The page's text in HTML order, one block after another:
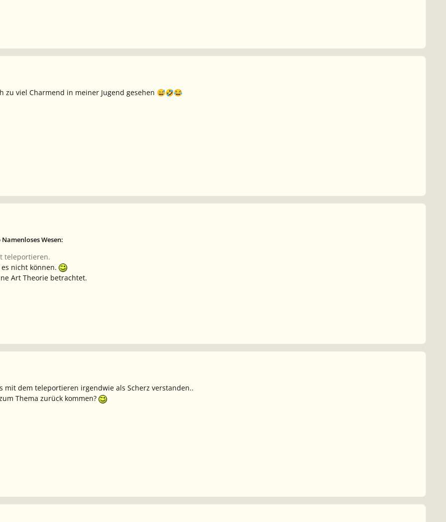
zu viel Charmend in meiner Jugend gesehen 😅🤣😂
Wesen:
teleportieren.
nicht können.
Art Theorie betrachtet.
mit dem teleportieren irgendwie als Scherz verstanden..
Thema zurück kommen?